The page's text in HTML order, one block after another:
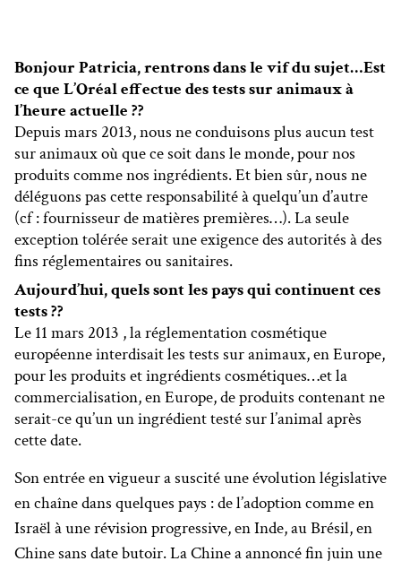
Bonjour Patricia, rentrons dans le vif du sujet…Est
ce que L’Oréal effectue des tests sur animaux à
l’heure actuelle ??
Depuis mars 2013, nous ne conduisons plus aucun test
sur animaux où que ce soit dans le monde, pour nos
produits comme nos ingrédients. Et bien sûr, nous ne
déléguons pas cette responsabilité à quelqu’un d’autre
(cf : fournisseur de matières premières…). La seule
exception tolérée serait une exigence des autorités à des
fins réglementaires ou sanitaires.
Aujourd’hui, quels sont les pays qui continuent ces
tests ??
Le 11 mars 2013 , la réglementation cosmétique
européenne interdisait les tests sur animaux, en Europe,
pour les produits et ingrédients cosmétiques…et la
commercialisation, en Europe, de produits contenant ne
serait-ce qu’un un ingrédient testé sur l’animal après
cette date.
Son entrée en vigueur a suscité une évolution législative
en chaîne dans quelques pays : de l’adoption comme en
Israël à une révision progressive, en Inde, au Brésil, en
Chine sans date butoir. La Chine a annoncé fin juin une